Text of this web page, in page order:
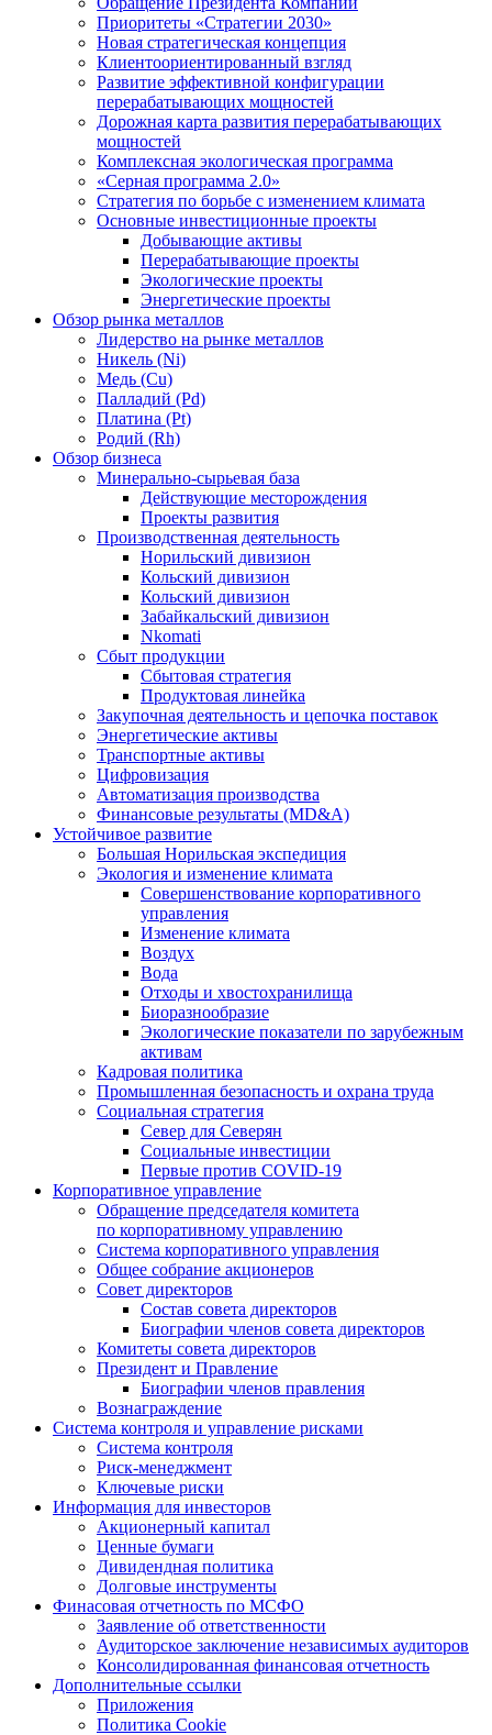
Приоритеты «Стратегии 2030»
Новая стратегическая концепция
Клиентоориентированный взгляд
Развитие эффективной конфигурации
перерабатывающих мощностей
Дорожная карта развития перерабатывающих
мощностей
Комплексная экологическая программа
«Серная программа 2.0»
Стратегия по борьбе с изменением климата
Основные инвестиционные проекты
Добывающие активы
Перерабатывающие проекты
Экологические проекты
Энергетические проекты
Обзор рынка металлов
Лидерство на рынке металлов
Никель (Ni)
Медь (Cu)
Палладий (Pd)
Платина (Pt)
Родий (Rh)
Обзор бизнеса
Минерально-сырьевая база
Действующие месторождения
Проекты развития
Производственная деятельность
Норильский дивизион
Кольский дивизион
Кольский дивизион
Забайкальский дивизион
Nkomati
Сбыт продукции
Сбытовая стратегия
Продуктовая линейка
Закупочная деятельность и цепочка поставок
Энергетические активы
Транспортные активы
Цифровизация
Автоматизация производства
Финансовые результаты (MD&A)
Устойчивое развитие
Большая Норильская экспедиция
Экология и изменение климата
Совершенствование корпоративного
управления
Изменение климата
Воздух
Вода
Отходы и хвостохранилища
Биоразнообразие
Экологические показатели по зарубежным
активам
Кадровая политика
Промышленная безопасность и охрана труда
Социальная стратегия
Север для Северян
Социальные инвестиции
Первые против COVID‑19
Корпоративное управление
Обращение председателя комитета
по корпоративному управлению
Система корпоративного управления
Общее собрание акционеров
Совет директоров
Состав совета директоров
Биографии членов совета директоров
Комитеты совета директоров
Президент и Правление
Биографии членов правления
Вознаграждение
Система контроля и управление рисками
Система контроля
Риск-менеджмент
Ключевые риски
Информация для инвесторов
Акционерный капитал
Ценные бумаги
Дивидендная политика
Долговые инструменты
Финасовая отчетность по МСФО
Заявление об ответственности
Аудиторское заключение независимых аудиторов
Консолидированная финансовая отчетность
Дополнительные ссылки
Приложения
Политика Cookie